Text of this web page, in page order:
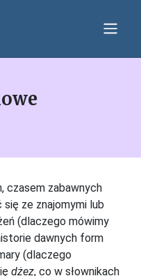
czasem zabawnych
ze znajomymi lub
(dlaczego mówimy
dawnych form
(dlaczego
dżez, co w słownikach